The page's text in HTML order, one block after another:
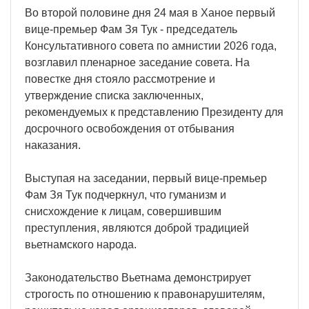
Во второй половине дня 24 мая в Ханое первый
вице-премьер Фам Зя Тук - председатель
Консультативного совета по амнистии 2026 года,
возглавил пленарное заседание совета. На
повестке дня стояло рассмотрение и
утверждение списка заключенных,
рекомендуемых к представлению Президенту для
досрочного освобождения от отбывания
наказания.
Выступая на заседании, первый вице-премьер
Фам Зя Тук подчеркнул, что гуманизм и
снисхождение к лицам, совершившим
преступления, являются доброй традицией
вьетнамского народа.
Законодательство Вьетнама демонстрирует
строгость по отношению к правонарушителям,